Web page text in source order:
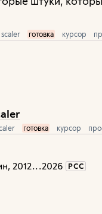
готовка курсор
готовка курсор
, 2012...2026 РСС